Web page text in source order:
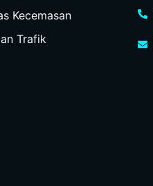
Kecemasan
Trafik